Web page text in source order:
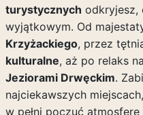
turystycznych odkryjesz,
wyjątkowym. Od
Krzyżackiego, przez
kulturalne, aż po relaks
Jeziorami Drwęckim.
najciekawszych
w pełni poczuć